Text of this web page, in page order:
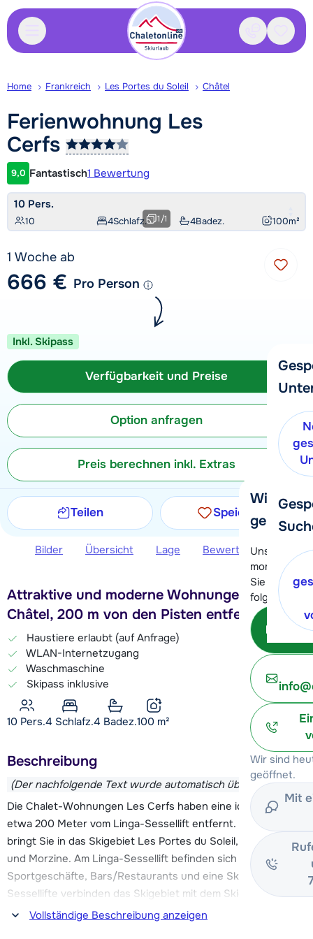
Kontakt
Wir
gerne
Unser
momentan
Sie können
folgenden
Wir sind
geöffnet.
Mit
Home Frankreich Les Portes du Soleil Châtel
Ferienwohnung Les
Cerfs
Kundenbewertung
9,0 Fantastisch1 Bewertung
10 Pers.
10 4Schlafz. 4Badez. 100m²
1/1
1 Woche ab
666 € Pro Person
Inkl. Skipass
Verfügbarkeit und Preise
Option anfragen
Preis berechnen inkl. Extras
Teilen Speichern
Bilder Übersicht Lage Bewertungen
Attraktive und moderne Wohnungen in
Châtel, 200 m von den Pisten entfernt
Haustiere erlaubt (auf Anfrage)
WLAN-Internetzugang
Waschmaschine
Skipass inklusive
10 Pers.4 Schlafz.4 Badez.100 m²
Beschreibung
(Der nachfolgende Text wurde automatisch übersetzt)
Die Chalet-Wohnungen Les Cerfs haben eine ideale Lage,
etwa 200 Meter vom Linga-Sessellift entfernt. Dieser Skilift
bringt Sie in das Skigebiet Les Portes du Soleil, nach Avoriaz
und Morzine. Am Linga-Sessellift befinden sich mehrere
Sportgeschäfte, Bars/Restaurants und eine Skischule. Zwei
Sessellifte verbinden das Skigebiet mit dem Skigebiet Super
Châtel.Vollständige Beschreibung anzeigen